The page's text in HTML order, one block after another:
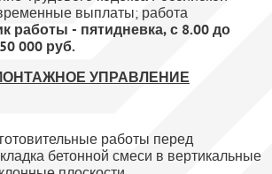
выплаты; работа
работы - пятидневка, с 8.00 до
000 руб.
УПРАВЛЕНИЕ
работы перед
бетонной смеси в вертикальные